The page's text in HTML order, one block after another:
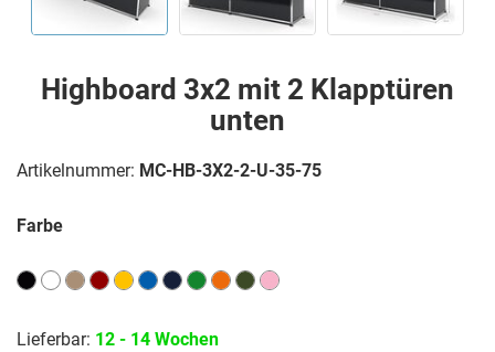
Highboard 3x2 mit 2 Klapptüren
unten
Artikelnummer: MC-HB-3X2-2-U-35-75
Farbe
Lieferbar: 12 - 14 Wochen